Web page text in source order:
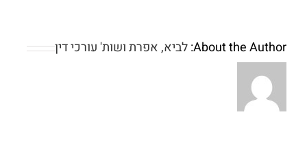
About the Author: לביא, אפרת ושות' עורכי דין